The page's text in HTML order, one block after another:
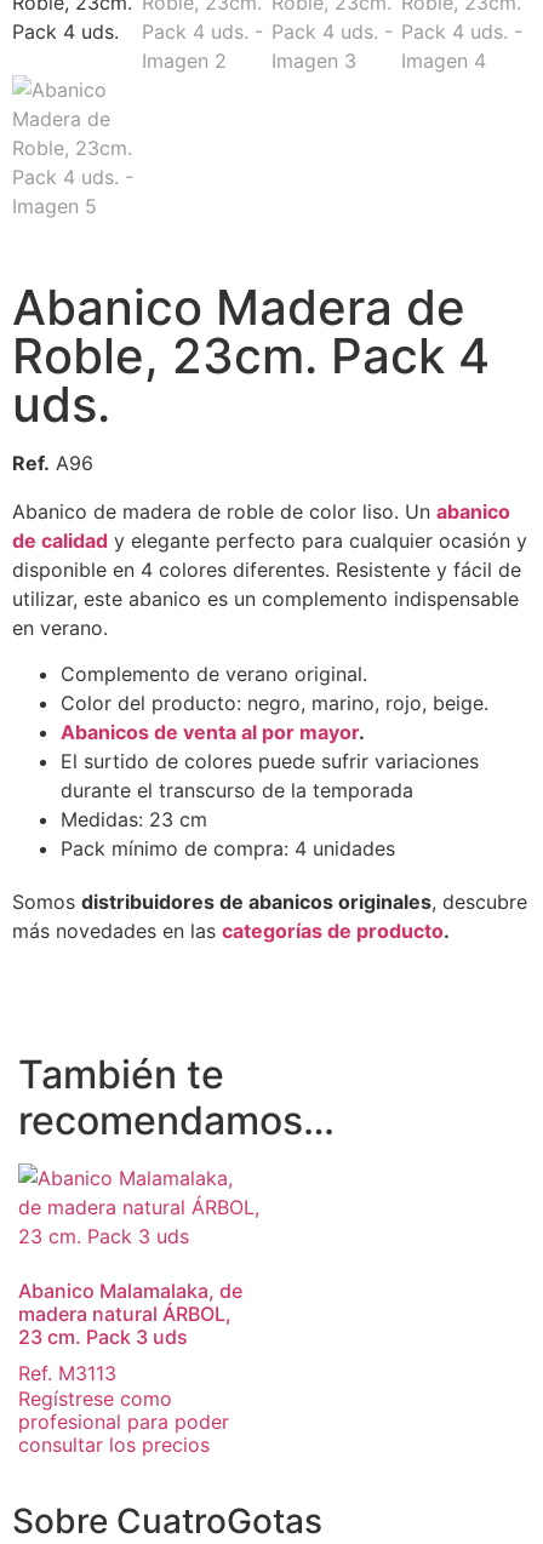
Abanico Madera de
Roble, 23cm. Pack 4
uds.
Ref. A96
Abanico de madera de roble de color liso. Un abanico
de calidad y elegante perfecto para cualquier ocasión y
disponible en 4 colores diferentes. Resistente y fácil de
utilizar, este abanico es un complemento indispensable
en verano.
Complemento de verano original.
Color del producto: negro, marino, rojo, beige.
Abanicos de venta al por mayor.
El surtido de colores puede sufrir variaciones
durante el transcurso de la temporada
Medidas: 23 cm
Pack mínimo de compra: 4 unidades
Somos distribuidores de abanicos originales, descubre
más novedades en las categorías de producto.
También te
recomendamos…
Abanico Malamalaka, de
madera natural ÁRBOL,
23 cm. Pack 3 uds
Ref. M3113
Regístrese como
profesional para poder
consultar los precios
Sobre CuatroGotas